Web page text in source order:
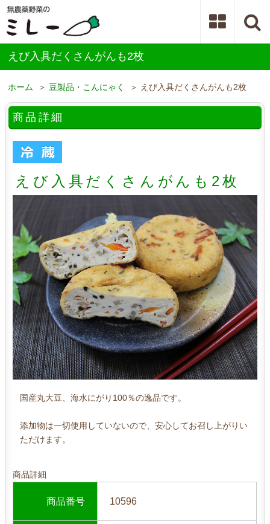
えび入具だくさんがんも2枚
ホーム ＞豆製品・こんにゃく ＞ えび入具だくさんがんも2枚
商品詳細
えび入具だくさんがんも2枚
国産丸大豆、海水にがり100％の逸品です。
添加物は一切使用していないので、安心してお召し上がりい
ただけます。
商品詳細
商品番号 10596